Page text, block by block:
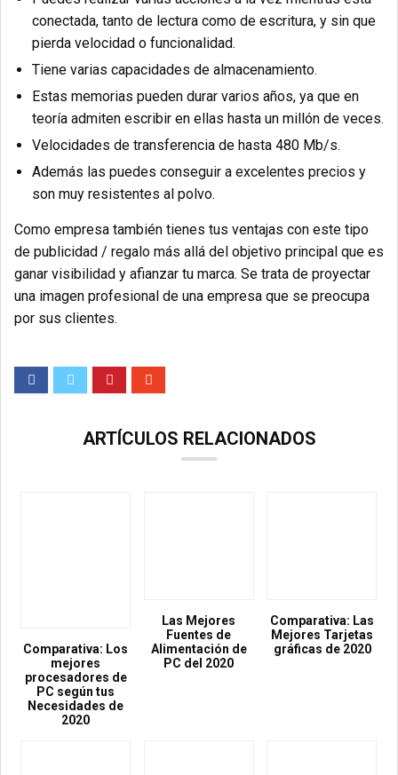
conectada, tanto de lectura como de escritura, y sin que
pierda velocidad o funcionalidad.
Tiene varias capacidades de almacenamiento.
Estas memorias pueden durar varios años, ya que en
teoría admiten escribir en ellas hasta un millón de veces.
Velocidades de transferencia de hasta 480 Mb/s.
Además las puedes conseguir a excelentes precios y
son muy resistentes al polvo.
Como empresa también tienes tus ventajas con este tipo
de publicidad / regalo más allá del objetivo principal que es
ganar visibilidad y afianzar tu marca. Se trata de proyectar
una imagen profesional de una empresa que se preocupa
por sus clientes.
ARTÍCULOS RELACIONADOS
Comparativa: Los
mejores
procesadores de
PC según tus
Necesidades de
2020
Las Mejores
Fuentes de
Alimentación de
PC del 2020
Comparativa: Las
Mejores Tarjetas
gráficas de 2020